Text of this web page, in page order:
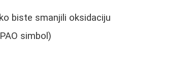
biste smanjili oksidaciju
simbol)